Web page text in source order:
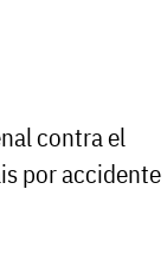
contra el
por accidente